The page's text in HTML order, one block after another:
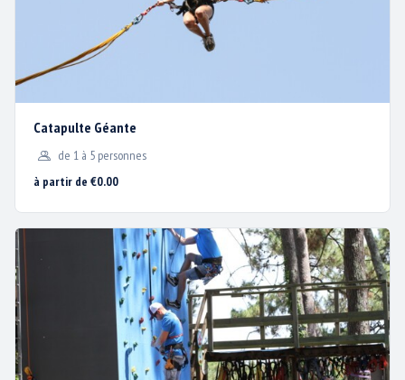
Bon Cadeau
Pour un cadeau original, n’hésitez plus et offrez un bon cadeau
BISC’AVENTURE®. Au choix, offrez une entrée Parcours, une
éjection en « Catapulte Géante », du « Free Jump », de l’Archery
Game … ou une formule. Rendez-vous sur la page
pour faire votre choix.
Vous pouvez également passer au parc, nous préparons une
carton d’invitation nominatif.
Catapulte Géante
de 1 à 5 personnes
à partir de €0.00